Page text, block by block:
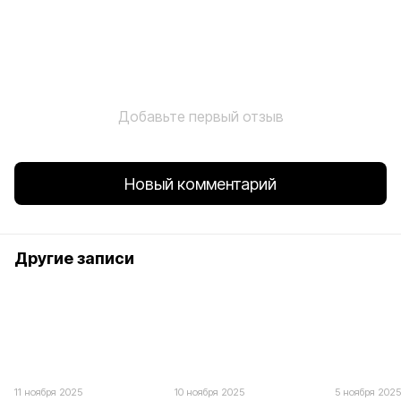
Добавьте первый отзыв
Новый комментарий
Другие записи
11 ноября 2025 10 ноября 2025 5 ноября 2025